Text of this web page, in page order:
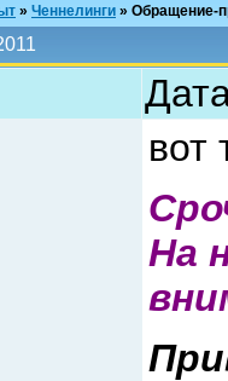
» Ченнелинги » Обращение-
вот
На